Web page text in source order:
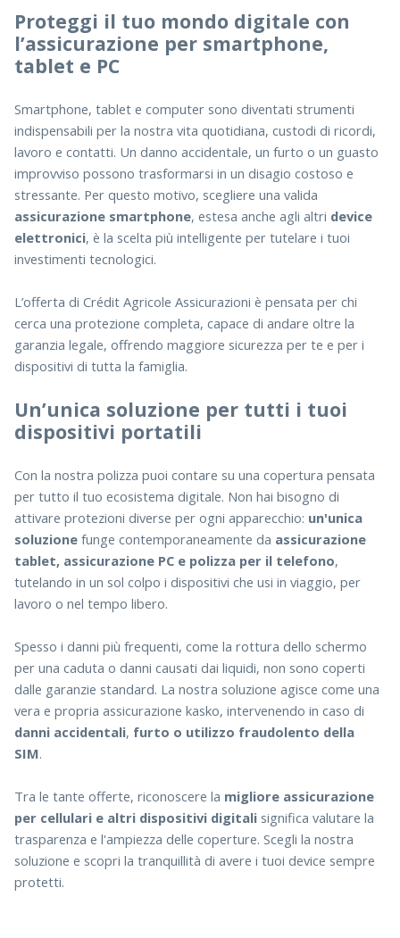
assicurare, sia quelli già in possesso sia i
futuri acquisti.
Proteggi il tuo mondo digitale con
l’assicurazione per smartphone,
tablet e PC
Smartphone, tablet e computer sono diventati strumenti
indispensabili per la nostra vita quotidiana, custodi di ricordi,
lavoro e contatti. Un danno accidentale, un furto o un guasto
improvviso possono trasformarsi in un disagio costoso e
stressante. Per questo motivo, scegliere una valida
assicurazione smartphone, estesa anche agli altri device
elettronici, è la scelta più intelligente per tutelare i tuoi
investimenti tecnologici.
L’offerta di Crédit Agricole Assicurazioni è pensata per chi
cerca una protezione completa, capace di andare oltre la
garanzia legale, offrendo maggiore sicurezza per te e per i
dispositivi di tutta la famiglia.
Un’unica soluzione per tutti i tuoi
dispositivi portatili
Con la nostra polizza puoi contare su una copertura pensata
per tutto il tuo ecosistema digitale. Non hai bisogno di
attivare protezioni diverse per ogni apparecchio: un'unica
soluzione funge contemporaneamente da assicurazione
tablet, assicurazione PC e polizza per il telefono,
tutelando in un sol colpo i dispositivi che usi in viaggio, per
lavoro o nel tempo libero.
Spesso i danni più frequenti, come la rottura dello schermo
per una caduta o danni causati dai liquidi, non sono coperti
dalle garanzie standard. La nostra soluzione agisce come una
vera e propria assicurazione kasko, intervenendo in caso di
danni accidentali, furto o utilizzo fraudolento della
SIM.
Tra le tante offerte, riconoscere la migliore assicurazione
per cellulari e altri dispositivi digitali significa valutare la
trasparenza e l'ampiezza delle coperture. Scegli la nostra
soluzione e scopri la tranquillità di avere i tuoi device sempre
protetti.